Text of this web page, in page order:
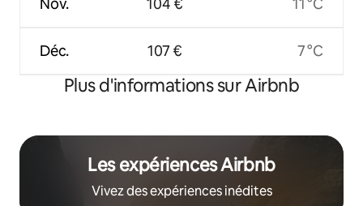
Nov.
Déc.
104 €
107 €
11 °C
7 °C
Plus d'informations sur Airbnb
Les expériences Airbnb
Vivez des expériences inédites